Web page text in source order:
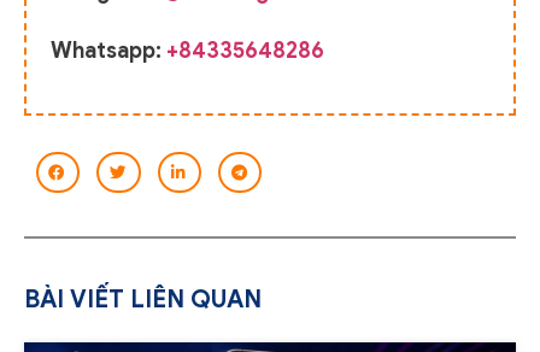
Whatsapp: +84335648286
BÀI VIẾT LIÊN QUAN